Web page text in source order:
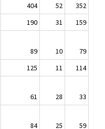
404 52
352
190 31
159
89
10
79
125 11
114
61 28
33
84 25 59